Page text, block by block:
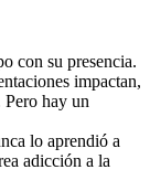
con su presencia.
impactan,
Pero hay un
lo aprendió a
adicción a la